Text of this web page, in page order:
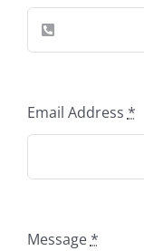
Email Address *
Message*